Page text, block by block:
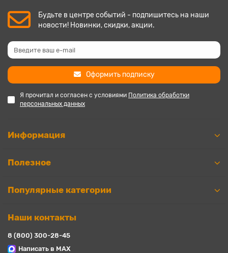
Будьте в центре событий - подпишитесь на наши
новости! Новинки, скидки, акции.
Оформить подписку
Я прочитал и согласен с условиями Политика обработки
персональных данных
Информация
Полезное
Популярные категории
Наши контакты
8 (800) 300-28-45
Написать в MAX